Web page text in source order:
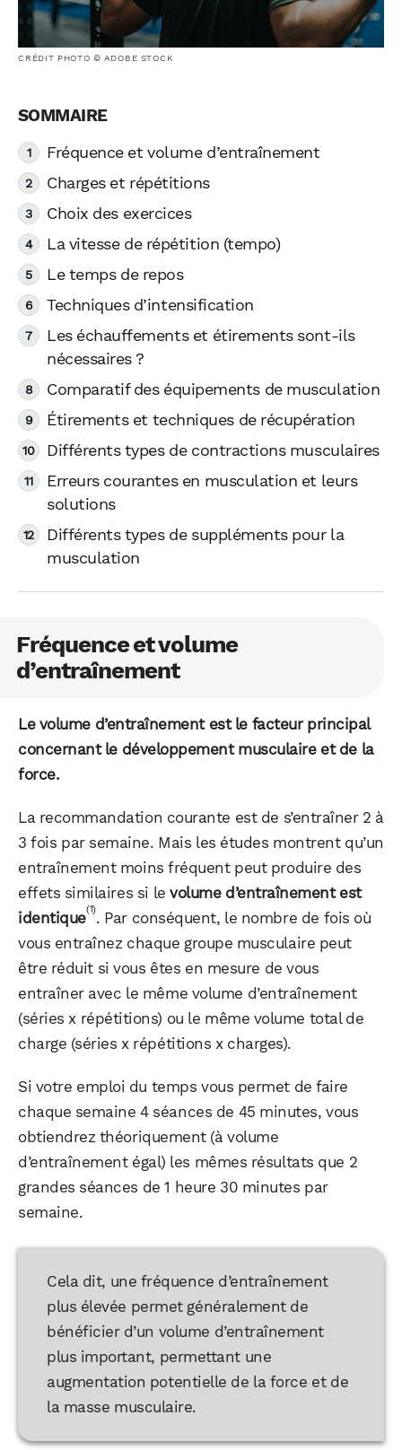
CRÉDIT PHOTO © ADOBE STOCK
Fréquence et volume d’entraînement
Charges et répétitions
Choix des exercices
La vitesse de répétition (tempo)
Le temps de repos
Techniques d’intensification
Les échauffements et étirements sont-ils
nécessaires ?
Comparatif des équipements de musculation
Étirements et techniques de récupération
Différents types de contractions musculaires
Erreurs courantes en musculation et leurs
solutions
Différents types de suppléments pour la
musculation
Fréquence et volume
d’entraînement
Le volume d’entraînement est le facteur principal
concernant le développement musculaire et de la
force.
La recommandation courante est de s’entraîner 2 à
3 fois par semaine. Mais les études montrent qu’un
entraînement moins fréquent peut produire des
effets similaires si levolume d’entraînement est
identique(1). Par conséquent, le nombre de fois où
vous entraînez chaque groupe musculaire peut
être réduit si vous êtes en mesure de vous
entraîner avec le même volume d’entraînement
(séries x répétitions) ou le même volume total de
charge (séries x répétitions x charges).
Si votre emploi du temps vous permet de faire
chaque semaine 4 séances de 45 minutes, vous
obtiendrez théoriquement (à volume
d’entraînement égal) les mêmes résultats que 2
grandes séances de 1 heure 30 minutes par
semaine.
Cela dit, une fréquence d’entraînement
plus élevée permet généralement de
bénéficier d’un volume d’entraînement
plus important, permettant une
augmentation potentielle de la force et de
la masse musculaire.